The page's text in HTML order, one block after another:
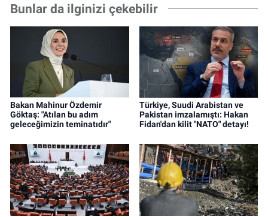
Bunlar da ilginizi çekebilir
Bakan Mahinur Özdemir
Göktaş: "Atılan bu adım
geleceğimizin teminatıdır"
Türkiye, Suudi Arabistan ve
Pakistan imzalamıştı: Hakan
Fidan'dan kilit "NATO" detayı!